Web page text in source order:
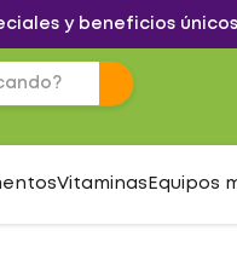
y beneficios
Vitaminas Equipos